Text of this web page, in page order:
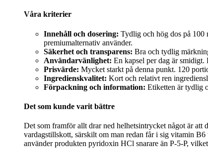
Våra kriterier
Innehåll och dosering: Tydlig och hög dos på 100
premiumalternativ använder.
Säkerhet och transparens: Bra och tydlig
Användarvänlighet: En kapsel per dag är
Prisvärde: Mycket starkt på denna punkt. 120
Ingredienskvalitet: Kort och relativt ren
Förpackning och information: Etiketten är tydlig
Det som kunde varit bättre
Det som framför allt drar ned helhetsintrycket något är
vardagstillskott, särskilt om man redan får i sig vitamin
använder produkten pyridoxin HCl snarare än P-5-P,